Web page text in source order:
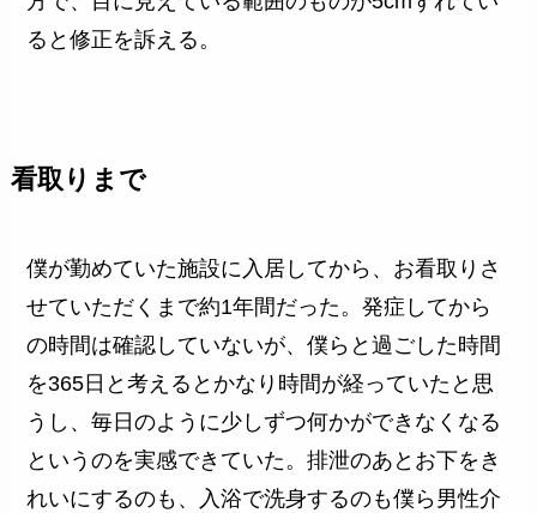
ると修正を訴える。
看取りまで
僕が勤めていた施設に入居してから、お看取りさ
せていただくまで約1年間だった。発症してから
の時間は確認していないが、僕らと過ごした時間
を365日と考えるとかなり時間が経っていたと思
うし、毎日のように少しずつ何かができなくなる
というのを実感できていた。排泄のあとお下をき
れいにするのも、入浴で洗身するのも僕ら男性介